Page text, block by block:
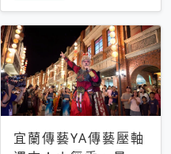
宜蘭傳藝YA傳藝壓軸